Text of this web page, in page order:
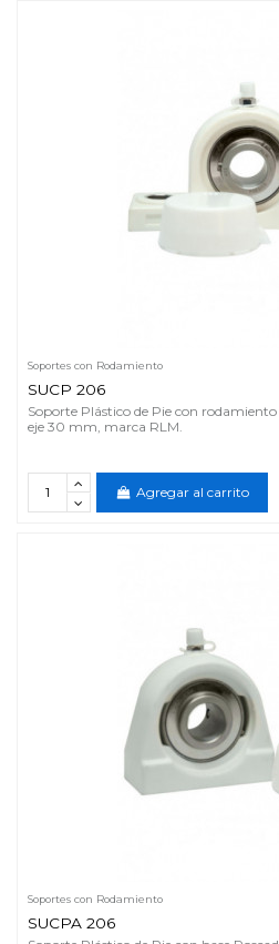
Soportes con Rodamiento
SUCP 206
Soporte Plástico de Pie con
eje 30 mm, marca RLM.
Agregar al carrito
Soportes con Rodamiento
SUCPA 206